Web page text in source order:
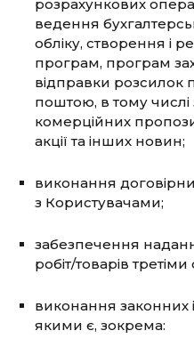
розрахункових
ведення
обліку, створення і
програм, програм
відправки
поштою, в тому
комерційних
акції та інших новин;
виконання
з Користувачами;
забезпечення
робіт/товарів
виконання законних
якими є, зокрема: